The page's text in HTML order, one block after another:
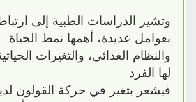
وتشير الدراسات الطبية إلى
بعوامل عديدة، أهمها نمط الحياة
والنظام الغذائي، والتغيرات
لها الفرد
فيشعر بتغير في حركة القولون